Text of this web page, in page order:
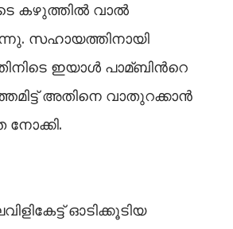
കഴുത്തില്‍ വാല്‍
സഹായത്തിനായി
ഇയാള്‍ പാമ്ബിന്‍റെ
അതിനെ വാതുറക്കാന്‍
നോക്കി.
ഓടിക്കൂടിയ